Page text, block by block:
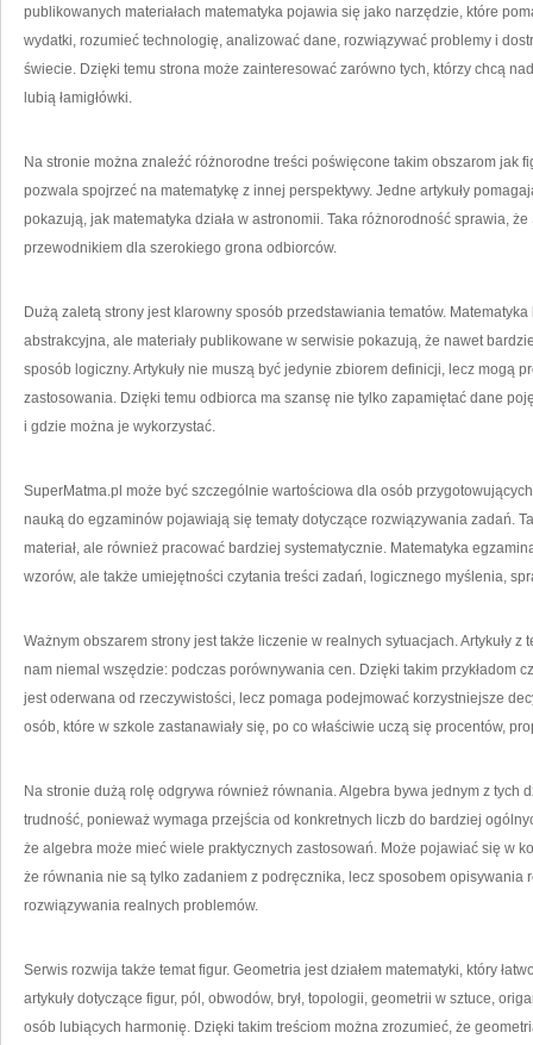
publikowanych materiałach matematyka pojawia się jako narzędzie, które
wydatki, rozumieć technologię, analizować dane, rozwiązywać problemy i
świecie. Dzięki temu strona może zainteresować zarówno tych, którzy chcą
lubią łamigłówki.
Na stronie można znaleźć różnorodne treści poświęcone takim obszarom jak
pozwala spojrzeć na matematykę z innej perspektywy. Jedne artykuły
pokazują, jak matematyka działa w astronomii. Taka różnorodność sprawia,
przewodnikiem dla szerokiego grona odbiorców.
Dużą zaletą strony jest klarowny sposób przedstawiania tematów.
abstrakcyjna, ale materiały publikowane w serwisie pokazują, że nawet
sposób logiczny. Artykuły nie muszą być jedynie zbiorem definicji, lecz mogą
zastosowania. Dzięki temu odbiorca ma szansę nie tylko zapamiętać dane
i gdzie można je wykorzystać.
SuperMatma.pl może być szczególnie wartościowa dla osób
nauką do egzaminów pojawiają się tematy dotyczące rozwiązywania zadań.
materiał, ale również pracować bardziej systematycznie. Matematyka
wzorów, ale także umiejętności czytania treści zadań, logicznego myślenia,
Ważnym obszarem strony jest także liczenie w realnych sytuacjach. Artykuły
nam niemal wszędzie: podczas porównywania cen. Dzięki takim przykładom
jest oderwana od rzeczywistości, lecz pomaga podejmować korzystniejsze
osób, które w szkole zastanawiały się, po co właściwie uczą się procentów,
Na stronie dużą rolę odgrywa również równania. Algebra bywa jednym z tych
trudność, ponieważ wymaga przejścia od konkretnych liczb do bardziej
że algebra może mieć wiele praktycznych zastosowań. Może pojawiać się w
że równania nie są tylko zadaniem z podręcznika, lecz sposobem opisywania
rozwiązywania realnych problemów.
Serwis rozwija także temat figur. Geometria jest działem matematyki, który
artykuły dotyczące figur, pól, obwodów, brył, topologii, geometrii w sztuce,
osób lubiących harmonię. Dzięki takim treściom można zrozumieć, że